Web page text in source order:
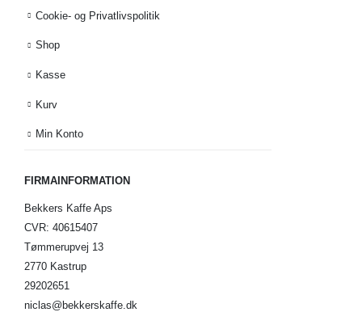
Cookie- og Privatlivspolitik
Shop
Kasse
Kurv
Min Konto
FIRMAINFORMATION
Bekkers Kaffe Aps
CVR: 40615407
Tømmerupvej 13
2770 Kastrup
29202651
niclas@bekkerskaffe.dk